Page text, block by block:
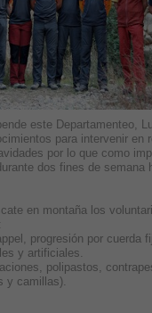
este Departamenteo,
para intervenir en
por lo que como
dos fines de
en montaña los
progresión por cuerda
y artificiales.
polipastos,
y camillas).